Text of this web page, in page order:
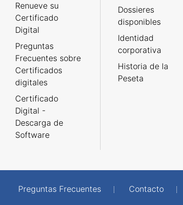
Renueve su
Certificado
Digital
Preguntas
Frecuentes sobre
Certificados
digitales
Certificado
Digital -
Descarga de
Software
Dossieres
disponibles
Identidad
corporativa
Historia de la
Peseta
Preguntas Frecuentes Contacto